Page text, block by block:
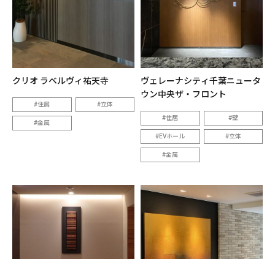
クリオ ラベルヴィ祐天寺
住居 立体
金属
ヴェレーナシティ千葉ニュータ
ウン中央ザ・フロント
住居 壁
EVホール 立体
金属